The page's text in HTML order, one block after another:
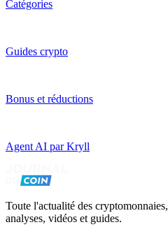
Catégories
Guides crypto
Bonus et réductions
Agent AI par Kryll
Toute l'actualité des cryptomonnaies,
analyses, vidéos et guides.